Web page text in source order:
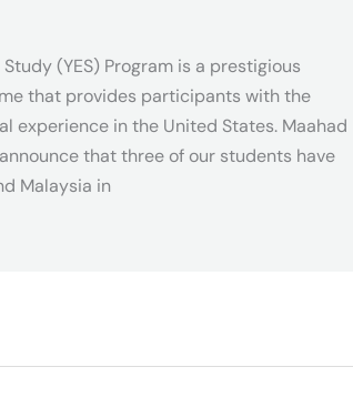
(YES) Program is a prestigious
that provides participants with the
experience in the United States. Maahad
that three of our students have
Malaysia in